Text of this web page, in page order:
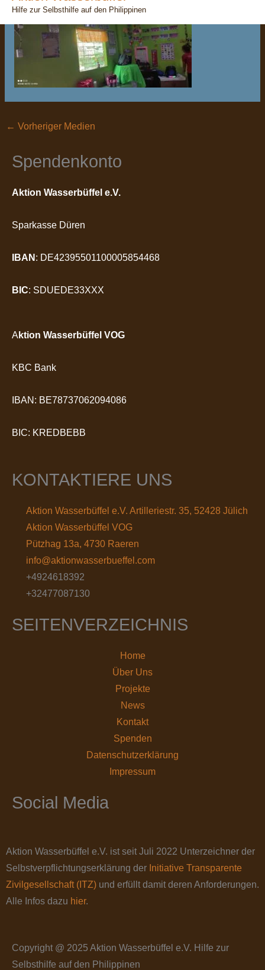
Hilfe zur Selbsthilfe auf den Philippinen
← Vorheriger Medien
Spendenkonto
Aktion Wasserbüffel e.V.
Sparkasse Düren
IBAN : DE42395501100005854468
BIC: SDUEDE33XXX
A ktion Wasserbüffel VOG
KBC Bank
IBAN: BE78737062094086
BIC: KREDBEBB
KONTAKTIERE UNS
Aktion Wasserbüffel e.V. Artilleriestr. 35, 52428 Jülich
Aktion Wasserbüffel VOG
Pützhag 13a, 4730 Raeren
info@aktionwasserbueffel.com
+4924618392
+32477087130
SEITENVERZEICHNIS
Home
Über Uns
Projekte
News
Kontakt
Spenden
Datenschutz­erklärung
Impressum
Social Media
Aktion Wasserbüffel e.V. ist seit Juli 2022 Unterzeichner der
Selbstverpflichtungserklärung der Initiative Transparente
Zivilgesellschaft (ITZ) und erfüllt damit deren Anforderungen.
Alle Infos dazu hier.
Copyright @ 2025 Aktion Wasserbüffel e.V. Hilfe zur
Selbsthilfe auf den Philippinen